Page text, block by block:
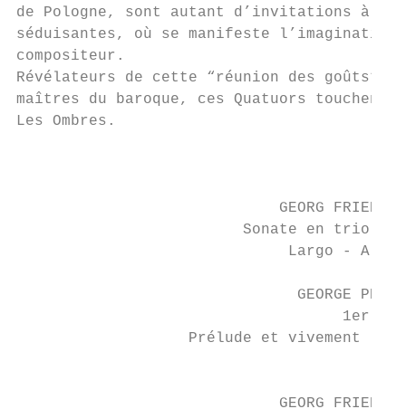
de Pologne, sont autant d’invitations à
séduisantes, où se manifeste
compositeur.
Révélateurs de cette “réunion des goûts”
maîtres du baroque, ces Quatuors
Les Ombres.
GEORG
Sonate en trio
Largo -
GEORGE
1er
Prélude et vivement -
GEORG